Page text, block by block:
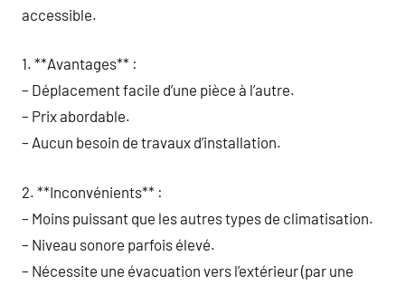
accessible.
1. **Avantages** :
– Déplacement facile d’une pièce à l’autre.
– Prix abordable.
– Aucun besoin de travaux d’installation.
2. **Inconvénients** :
– Moins puissant que les autres types de climatisation.
– Niveau sonore parfois élevé.
– Nécessite une évacuation vers l’extérieur (par une